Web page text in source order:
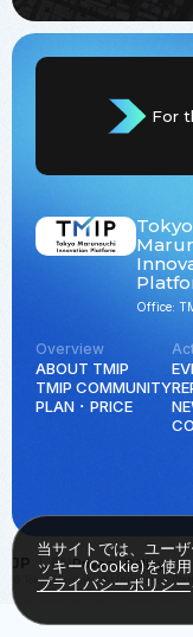
For
Tokyo
Office:
Overview
ABOUT TMIP
TMIP COMMUNITY
PLAN ･ PRICE
JP ENPrivacy Policy
© Tokyo Marunouchi Innovation
当サイトでは、ユー
ッキー(Cookie)を使用
プライバシーポリシー